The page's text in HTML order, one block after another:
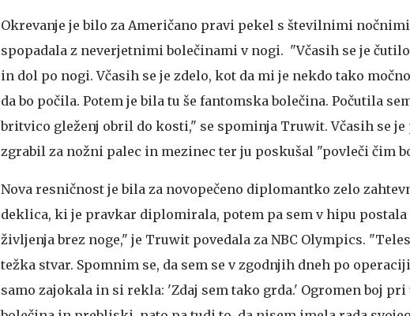
Okrevanje je bilo za Američano pravi pekel s številnimi
spopadala z neverjetnimi bolečinami v nogi. "Včasih se je
in dol po nogi. Včasih se je zdelo, kot da mi je nekdo tako
da bo počila. Potem je bila tu še fantomska bolečina. Počutila
britvico gleženj obril do kosti," se spominja Truwit. Včasih se je
zgrabil za nožni palec in mezinec ter ju poskušal "povleči čim
Nova resničnost je bila za novopečeno diplomantko zelo
deklica, ki je pravkar diplomirala, potem pa sem v hipu postala
življenja brez noge," je Truwit povedala za NBC Olympics.
težka stvar. Spomnim se, da sem se v zgodnjih dneh po
samo zajokala in si rekla: 'Zdaj sem tako grda.' Ogromen boj pri